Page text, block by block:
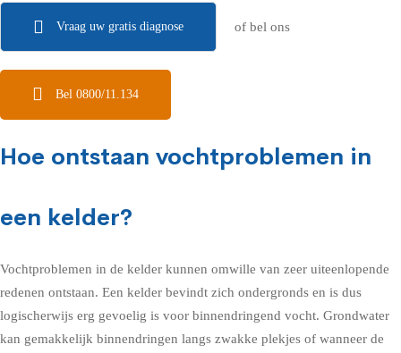
Vraag uw gratis diagnose of bel ons
Bel 0800/11.134
Hoe ontstaan vochtproblemen in
een kelder?
Vochtproblemen in de kelder kunnen omwille van zeer uiteenlopende
redenen ontstaan. Een kelder bevindt zich ondergronds en is dus
logischerwijs erg gevoelig is voor binnendringend vocht. Grondwater
kan gemakkelijk binnendringen langs zwakke plekjes of wanneer de